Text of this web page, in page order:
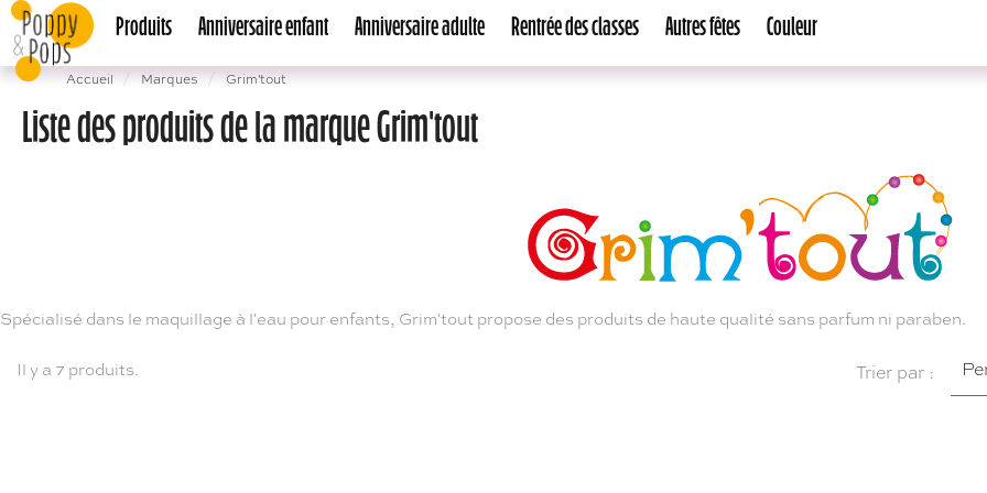
Produits Anniversaire enfant Anniversaire adulte Rentrée des classes Autres fêtes Couleur
Accueil Marques Grim'tout
Liste des produits de la marque Grim'tout
Spécialisé dans le maquillage à l'eau pour enfants, Grim'tout propose des produits de haute qualité sans parfum ni paraben.
Il y a 7 produits. Trier par :